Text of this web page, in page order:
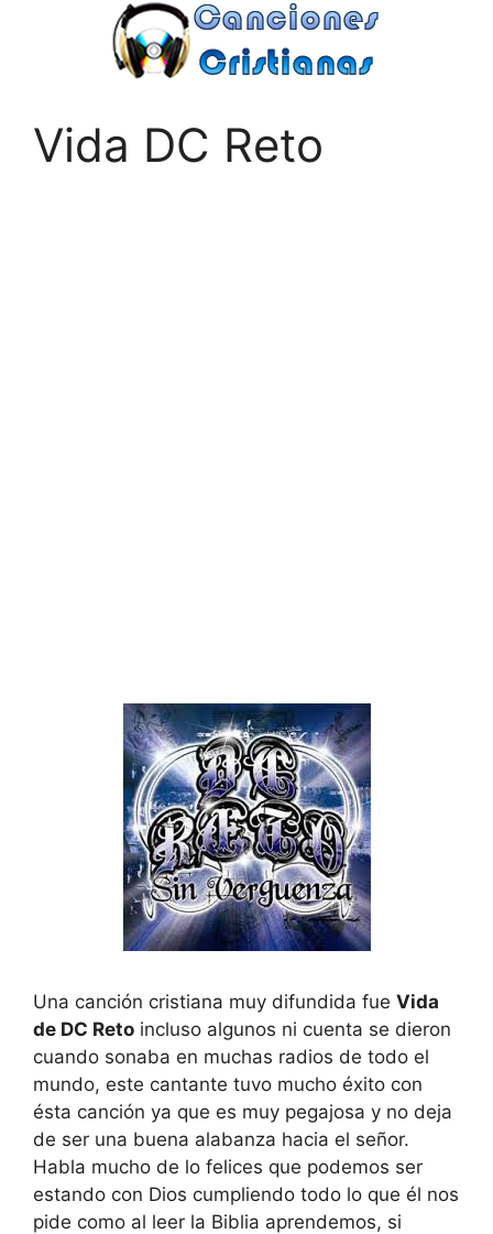
Vida DC Reto
Una canción cristiana muy difundida fue Vida
de DC Reto incluso algunos ni cuenta se dieron
cuando sonaba en muchas radios de todo el
mundo, este cantante tuvo mucho éxito con
ésta canción ya que es muy pegajosa y no deja
de ser una buena alabanza hacia el señor.
Habla mucho de lo felices que podemos ser
estando con Dios cumpliendo todo lo que él nos
pide como al leer la Biblia aprendemos, si